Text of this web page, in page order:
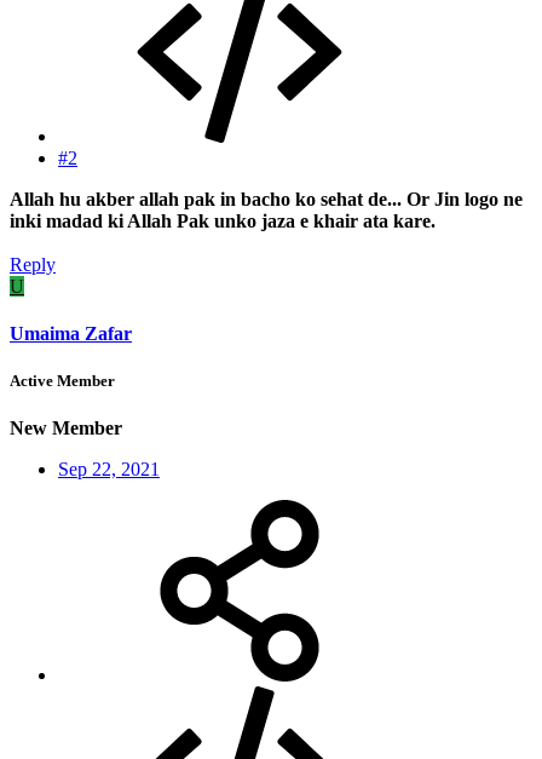
#2
Allah hu akber allah pak in bacho ko sehat de... Or Jin logo ne
inki madad ki Allah Pak unko jaza e khair ata kare.
Reply
U
Umaima Zafar
Active Member
New Member
Sep 22, 2021